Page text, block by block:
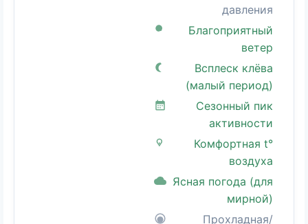
давления
Благоприятный
ветер
Всплеск клёва
(малый период)
Сезонный пик
активности
Комфортная t°
воздуха
Ясная погода (для
мирной)
Прохладная/